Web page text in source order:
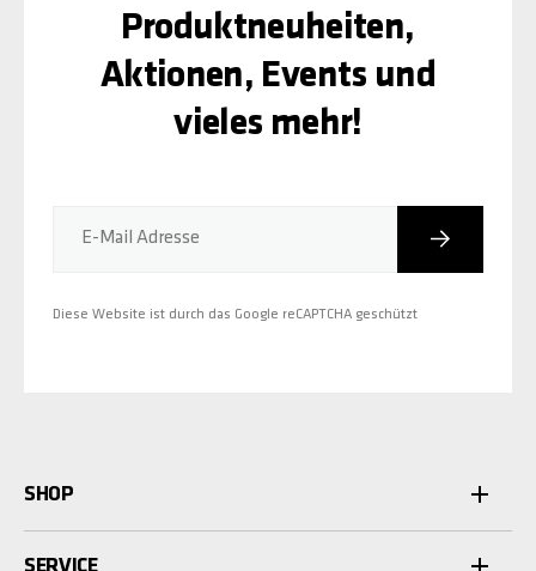
E-Mail Adresse
Diese Website ist durch das Google reCAPTCHA geschützt
Produktneuheiten,
Aktionen, Events und
vieles mehr!
SHOP